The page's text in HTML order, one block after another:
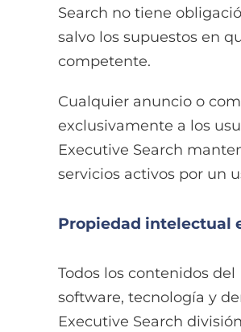
Search no tiene
salvo los supuestos en
competente.
Cualquier anuncio o
exclusivamente a los
Executive Search
servicios activos por un
Propiedad intelectual
Todos los contenidos
software, tecnología y
Executive Search